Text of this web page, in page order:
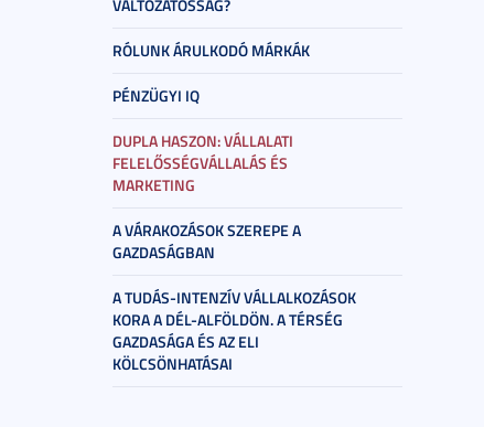
VÁLTOZATOSSÁG?
RÓLUNK ÁRULKODÓ MÁRKÁK
PÉNZÜGYI IQ
DUPLA HASZON: VÁLLALATI
FELELŐSSÉGVÁLLALÁS ÉS
MARKETING
A VÁRAKOZÁSOK SZEREPE A
GAZDASÁGBAN
A TUDÁS-INTENZÍV VÁLLALKOZÁSOK
KORA A DÉL-ALFÖLDÖN. A TÉRSÉG
GAZDASÁGA ÉS AZ ELI
KÖLCSÖNHATÁSAI